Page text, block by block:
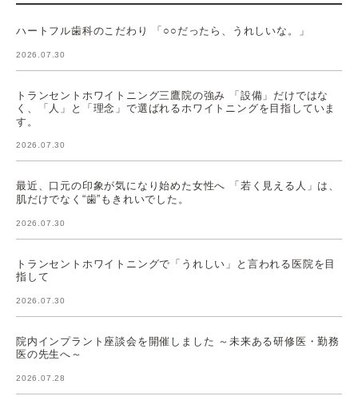
ハートフル歯科のこだわり 「○○だったら、うれしいな。」
2026.07.30
トランセントホワイトニング三鷹院の強み 「設備」だけではな
く、「人」と「理念」で選ばれるホワイトニングを目指していま
す。
2026.07.30
最近、口元の印象が気になり始めた女性へ 「若く見える人」は、
肌だけでなく“歯”もきれいでした。
2026.07.30
トランセントホワイトニングで「うれしい」と言われる医院を目
指して
2026.07.30
院内インプラント座談会を開催しました ～未来ある研修医・勤務
医の先生へ～
2026.07.28